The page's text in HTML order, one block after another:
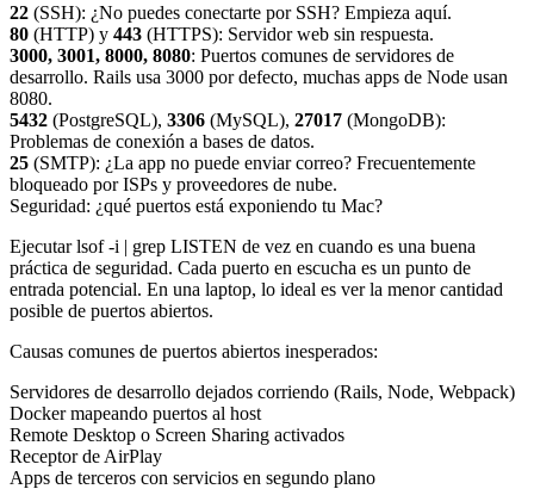
22 (SSH): ¿No puedes conectarte por SSH? Empieza aquí.
80 (HTTP) y 443 (HTTPS): Servidor web sin respuesta.
3000, 3001, 8000, 8080: Puertos comunes de servidores de
desarrollo. Rails usa 3000 por defecto, muchas apps de Node usan
8080.
5432 (PostgreSQL), 3306 (MySQL), 27017 (MongoDB):
Problemas de conexión a bases de datos.
25 (SMTP): ¿La app no puede enviar correo? Frecuentemente
bloqueado por ISPs y proveedores de nube.
Seguridad: ¿qué puertos está exponiendo tu Mac?
Ejecutarlsof -i | grep LISTEN de vez en cuando es una buena
práctica de seguridad. Cada puerto en escucha es un punto de
entrada potencial. En una laptop, lo ideal es ver la menor cantidad
posible de puertos abiertos.
Causas comunes de puertos abiertos inesperados:
Servidores de desarrollo dejados corriendo (Rails, Node, Webpack)
Docker mapeando puertos al host
Remote Desktop o Screen Sharing activados
Receptor de AirPlay
Apps de terceros con servicios en segundo plano